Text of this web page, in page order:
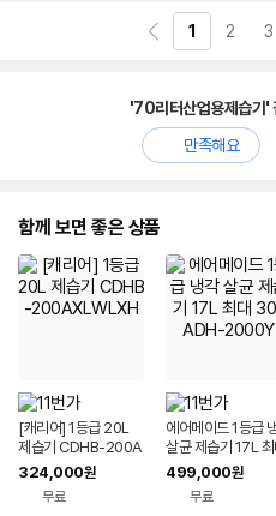
1 2 3
'70리터산업용제습기'
만족해요
함께 보면 좋은 상품
[캐리어] 1등급 20L
제습기 CDHB-200A
XLWLXH
324,000원
무료
에어메이드 1등급
살균 제습기 17L 최
30L ADH-2000Y
499,000원
무료